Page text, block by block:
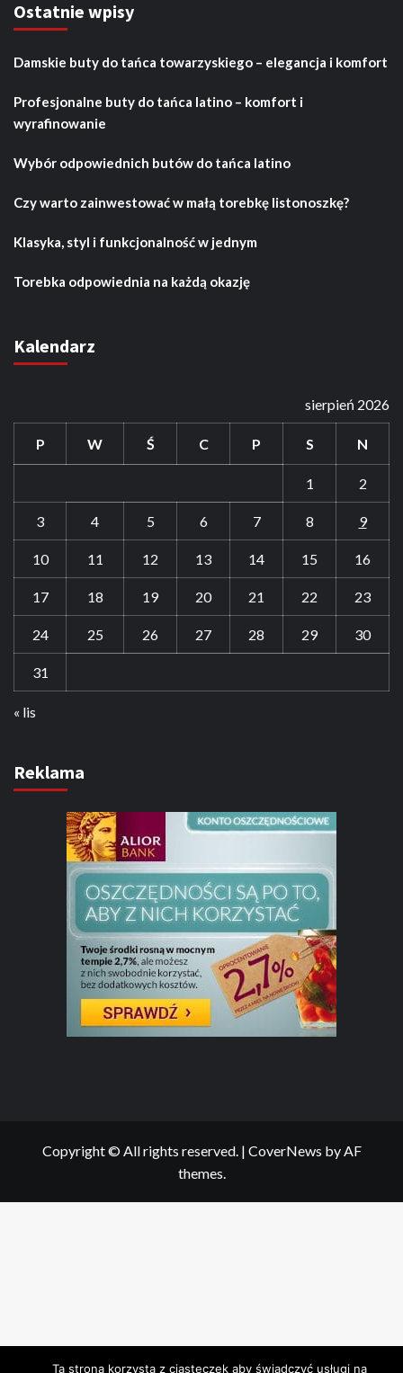
Ostatnie wpisy
Damskie buty do tańca towarzyskiego – elegancja i komfort
Profesjonalne buty do tańca latino – komfort i
wyrafinowanie
Wybór odpowiednich butów do tańca latino
Czy warto zainwestować w małą torebkę listonoszkę?
Klasyka, styl i funkcjonalność w jednym
Torebka odpowiednia na każdą okazję
Kalendarz
sierpień 2026
P W Ś C P S N
1 2
3 4 5 6 7 8 9
10 11 12 13 14 15 16
17 18 19 20 21 22 23
24 25 26 27 28 29 30
31
« lis
Reklama
Copyright © All rights reserved. | CoverNews by AF
themes.
Ta strona korzysta z ciasteczek aby świadczyć usługi na